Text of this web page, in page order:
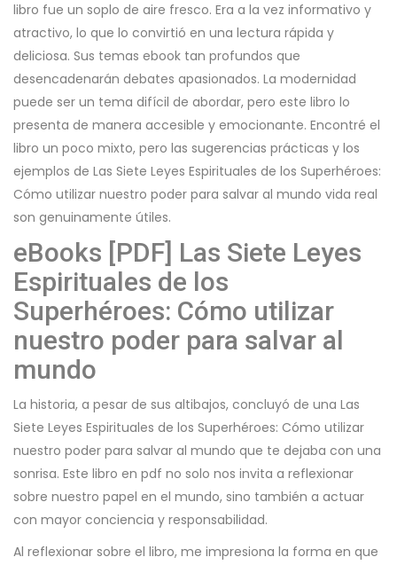
libro fue un soplo de aire fresco. Era a la vez informativo y
atractivo, lo que lo convirtió en una lectura rápida y
deliciosa. Sus temas ebook tan profundos que
desencadenarán debates apasionados. La modernidad
puede ser un tema difícil de abordar, pero este libro lo
presenta de manera accesible y emocionante. Encontré el
libro un poco mixto, pero las sugerencias prácticas y los
ejemplos de Las Siete Leyes Espirituales de los Superhéroes:
Cómo utilizar nuestro poder para salvar al mundo vida real
son genuinamente útiles.
eBooks [PDF] Las Siete Leyes
Espirituales de los
Superhéroes: Cómo utilizar
nuestro poder para salvar al
mundo
La historia, a pesar de sus altibajos, concluyó de una Las
Siete Leyes Espirituales de los Superhéroes: Cómo utilizar
nuestro poder para salvar al mundo que te dejaba con una
sonrisa. Este libro en pdf no solo nos invita a reflexionar
sobre nuestro papel en el mundo, sino también a actuar
con mayor conciencia y responsabilidad.
Al reflexionar sobre el libro, me impresiona la forma en que